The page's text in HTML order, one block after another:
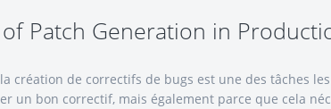
Patch Generation in
création de correctifs de bugs est une des tâches
un bon correctif, mais également parce que cela